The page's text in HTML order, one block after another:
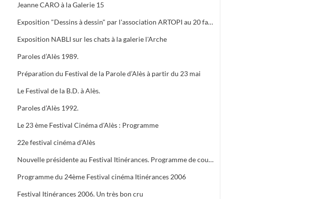
Jeanne CARO à la Galerie 15
Exposition "Dessins à dessin" par l'association ARTOPI au 20 faubourg du Soleil
Exposition NABLI sur les chats à la galerie l'Arche
Paroles d’Alès 1989.
Préparation du Festival de la Parole d’Alès à partir du 23 mai
Le Festival de la B.D. à Alès.
Paroles d’Alès 1992.
Le 23 ème Festival Cinéma d'Alès : Programme
22e festival cinéma d'Alès
Nouvelle présidente au Festival Itinérances. Programme de courts métrages de Jacques TATI
Programme du 24ème Festival cinéma Itinérances 2006
Festival Itinérances 2006. Un très bon cru